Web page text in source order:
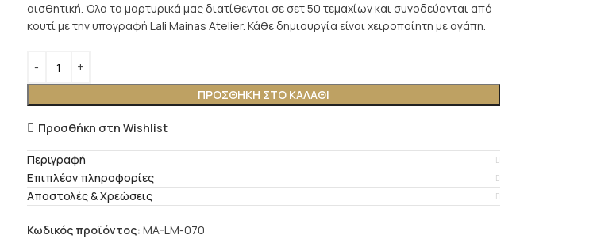
αισθητική. Όλα τα μαρτυρικά μας διατίθενται σε σετ 50 τεμαχίων και συνοδεύονται από
κουτί με την υπογραφή Lali Mainas Atelier. Κάθε δημιουργία είναι χειροποίητη με αγάπη.
ΠΡΟΣΘΉΚΗ ΣΤΟ ΚΑΛΆΘΙ
Προσθήκη στη Wishlist
Περιγραφή
Επιπλέον πληροφορίες
Αποστολές & Χρεώσεις
Κωδικός προϊόντος: MA-LM-070